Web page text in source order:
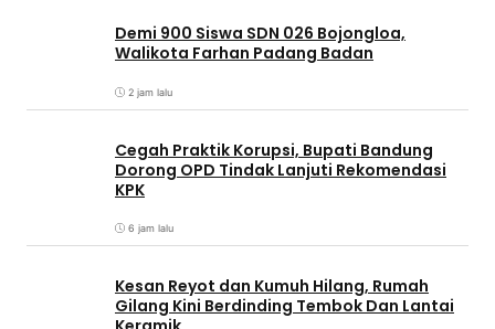
Demi 900 Siswa SDN 026 Bojongloa,
Walikota Farhan Padang Badan
2 jam lalu
Cegah Praktik Korupsi, Bupati Bandung
Dorong OPD Tindak Lanjuti Rekomendasi
KPK
6 jam lalu
Kesan Reyot dan Kumuh Hilang, Rumah
Gilang Kini Berdinding Tembok Dan Lantai